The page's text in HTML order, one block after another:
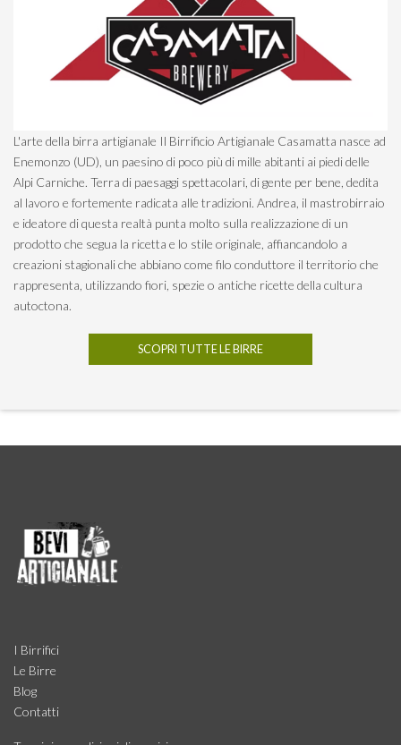
L'arte della birra artigianale Il Birrificio Artigianale Casamatta nasce ad
Enemonzo (UD), un paesino di poco più di mille abitanti ai piedi delle
Alpi Carniche. Terra di paesaggi spettacolari, di gente per bene, dedita
al lavoro e fortemente radicata alle tradizioni. ​Andrea, il mastrobirraio
e ideatore di questa realtà punta molto sulla realizzazione di un
prodotto che segua la ricetta e lo stile originale, affiancandolo a
creazioni stagionali che abbiano come filo conduttore il territorio che
rappresenta, utilizzando fiori, spezie o antiche ricette della cultura
autoctona.
SCOPRI TUTTE LE BIRRE
I Birrifici
Le Birre
Blog
Contatti